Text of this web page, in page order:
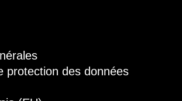
protection des données